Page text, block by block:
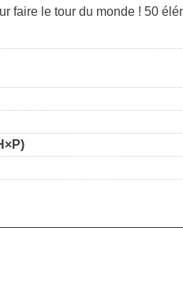
faire le tour du monde ! 50